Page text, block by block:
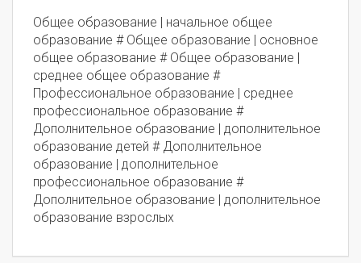
Общее образование | начальное общее
образование # Общее образование | основное
общее образование # Общее образование |
среднее общее образование #
Профессиональное образование | среднее
профессиональное образование #
Дополнительное образование | дополнительное
образование детей # Дополнительное
образование | дополнительное
профессиональное образование #
Дополнительное образование | дополнительное
образование взрослых